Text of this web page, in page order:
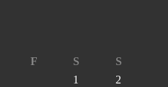
F S
S
1
2